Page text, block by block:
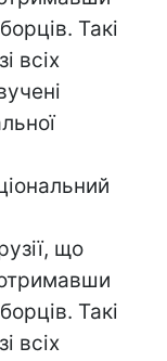
Такі
всіх
що
Такі
всіх